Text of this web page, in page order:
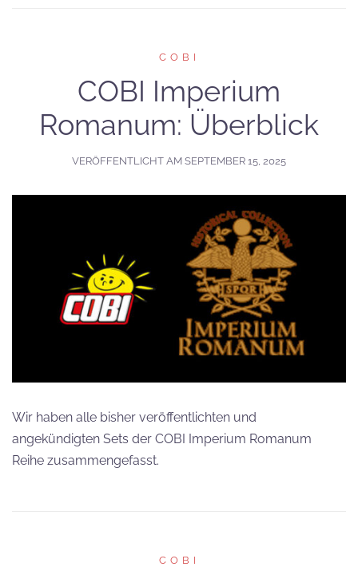
COBI
COBI Imperium
Romanum: Überblick
VERÖFFENTLICHT AM SEPTEMBER 15, 2025
Wir haben alle bisher veröffentlichten und
angekündigten Sets der COBI Imperium Romanum
Reihe zusammengefasst.
COBI